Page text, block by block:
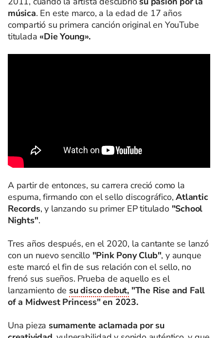
música. En este marco, a la edad de 17 años
compartió su primera canción original en YouTube
titulada «Die Young».
A partir de entonces, su carrera creció como la
espuma, firmando con el sello discográfico,Atlantic
Records, y lanzando su primer EP titulado "School
Nights".
Tres años después, en el 2020, la cantante se lanzó
con un nuevo sencillo "Pink Pony Club", y aunque
este marcó el fin de sus relación con el sello, no
frenó sus sueños. Prueba de aquello es el
lanzamiento de su disco debut, "The Rise and Fall
of a Midwest Princess" en 2023.
Una pieza sumamente aclamada por su